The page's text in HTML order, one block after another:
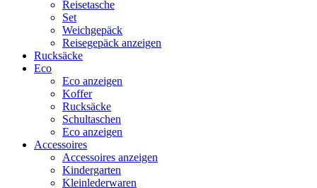
Reisetasche
Set
Weichgepäck
Reisegepäck anzeigen
Rucksäcke
Eco
Eco anzeigen
Koffer
Rucksäcke
Schultaschen
Eco anzeigen
Accessoires
Accessoires anzeigen
Kindergarten
Kleinlederwaren